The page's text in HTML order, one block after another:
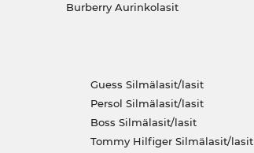
Burberry Aurinkolasit
Guess Silmälasit/lasit
Persol Silmälasit/lasit
Boss Silmälasit/lasit
Tommy Hilfiger Silmälasit/lasit